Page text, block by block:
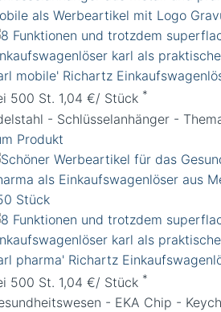
mobile' Richartz
500 St. 1,04 €/ Stück *
- Schlüsselanhänger -
Produkt
pharma' Richartz
500 St. 1,04 €/ Stück *
- EKA Chip -